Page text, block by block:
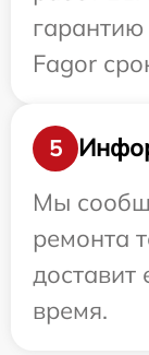
гарантию
Fagor
5
Мы
ремонта
доставит
время.